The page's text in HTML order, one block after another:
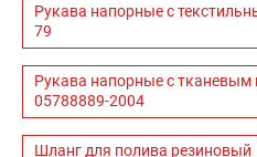
Рукава напорные с
79
Рукава напорные с тканевым
05788889-2004
Шланг для полива резиновый